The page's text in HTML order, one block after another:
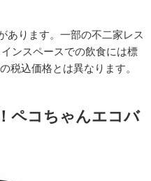
あります。一部の不二家レス
ンスペースでの飲食には標
税込価格とは異なります。
ペコちゃんエコバ